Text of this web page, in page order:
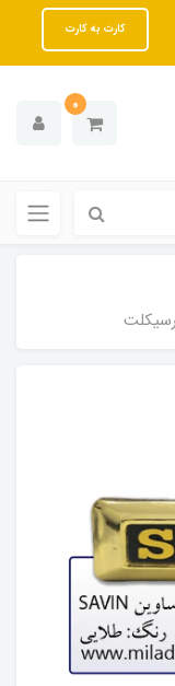
کارت به کارت
0